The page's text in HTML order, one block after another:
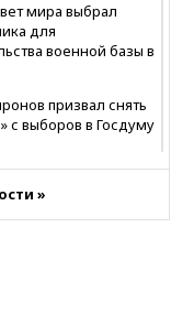
мира выбрал
для
военной базы в
призвал снять
с выборов в Госдуму
аэропортом
»